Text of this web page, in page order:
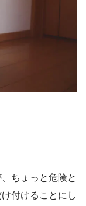
ちょっと危険と
付けることにし